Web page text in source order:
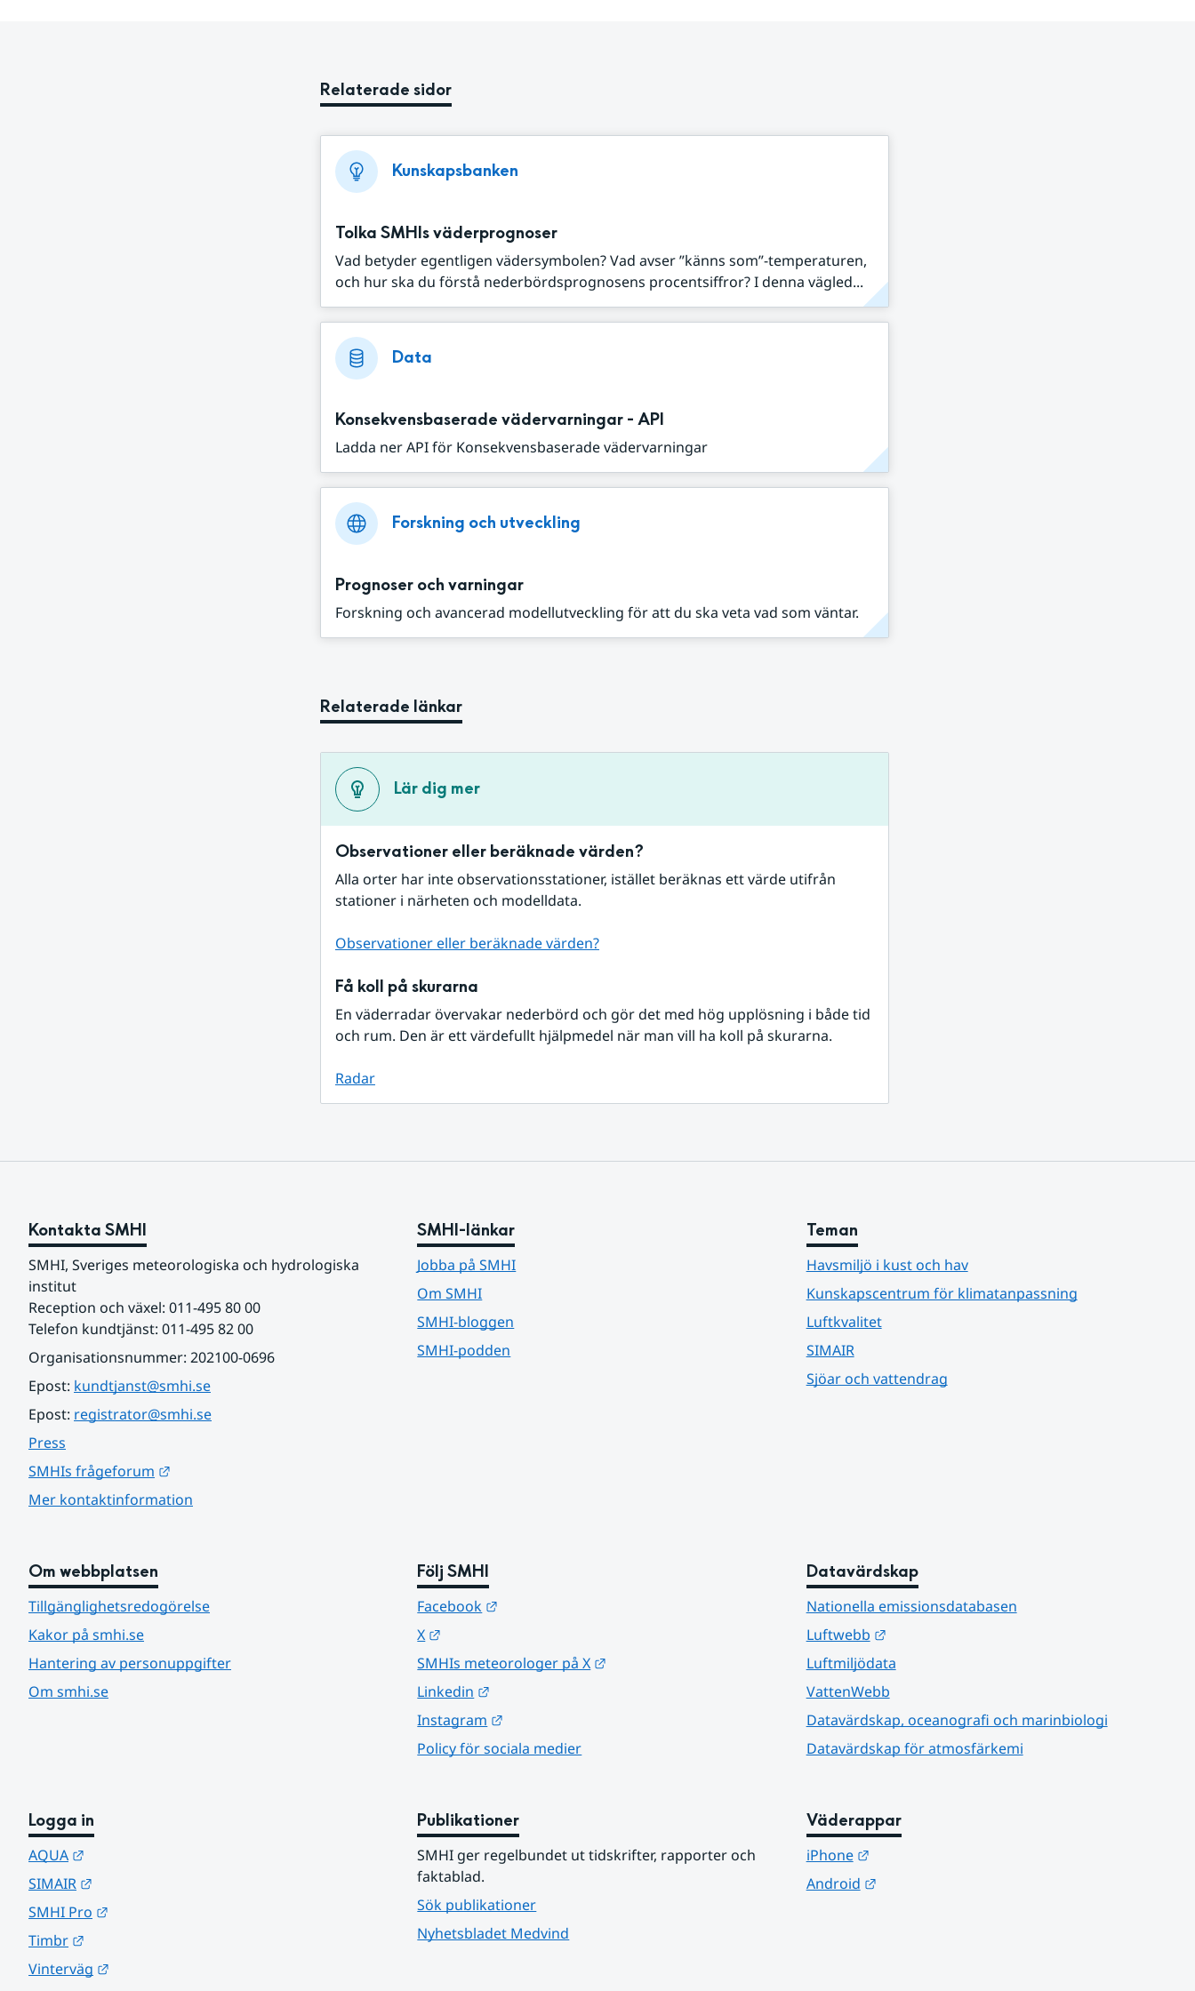
Relaterade sidor
Kunskapsbanken
Tolka SMHIs väderprognoser
Vad betyder egentligen vädersymbolen? Vad avser ”känns som”-temperaturen,
och hur ska du förstå nederbördsprognosens procentsiffror? I denna vägled...
Data
Konsekvensbaserade vädervarningar - API
Ladda ner API för Konsekvensbaserade vädervarningar
Forskning och utveckling
Prognoser och varningar
Forskning och avancerad modellutveckling för att du ska veta vad som väntar.
Relaterade länkar
Lär dig mer
Observationer eller beräknade värden?
Alla orter har inte observationsstationer, istället beräknas ett värde utifrån
stationer i närheten och modelldata.
Observationer eller beräknade värden?
Få koll på skurarna
En väderradar övervakar nederbörd och gör det med hög upplösning i både tid
och rum. Den är ett värdefullt hjälpmedel när man vill ha koll på skurarna.
Radar
Kontakta SMHI
SMHI, Sveriges meteorologiska och hydrologiska
institut
Reception och växel: 011-495 80 00
Telefon kundtjänst: 011-495 82 00
Organisationsnummer: 202100-0696
Epost: kundtjanst@smhi.se
Epost: registrator@smhi.se
Press
SMHIs frågeforum
Mer kontaktinformation
SMHI-länkar
Jobba på SMHI
Om SMHI
SMHI-bloggen
SMHI-podden
Teman
Havsmiljö i kust och hav
Kunskapscentrum för klimatanpassning
Luftkvalitet
SIMAIR
Sjöar och vattendrag
Om webbplatsen
Tillgänglighetsredogörelse
Kakor på smhi.se
Hantering av personuppgifter
Om smhi.se
Följ SMHI
Facebook
X
SMHIs meteorologer på X
Linkedin
Instagram
Policy för sociala medier
Datavärdskap
Nationella emissionsdatabasen
Luftwebb
Länk till annan webbplats.
Luftmiljödata
VattenWebb
Datavärdskap, oceanografi och marinbiologi
Datavärdskap för atmosfärkemi
Logga in
AQUA
SIMAIR
SMHI Pro
Timbr
Vinterväg
Publikationer
SMHI ger regelbundet ut tidskrifter, rapporter och
faktablad.
Sök publikationer
Nyhetsbladet Medvind
Väderappar
iPhone
Länk till annan webbplats.
Android
Länk till annan webbplats.